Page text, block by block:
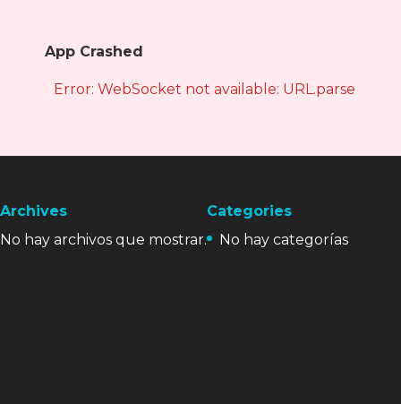
App Crashed
Error: WebSocket not available: URL.parse is
Archives
No hay archivos que mostrar.
Categories
No hay categorías